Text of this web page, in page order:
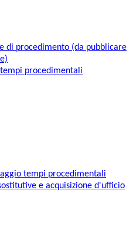
di procedimento (da pubblicare
procedimentali
tempi procedimentali
e acquisizione d'ufficio